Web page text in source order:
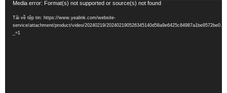
Trình
chơi
Video
Media error: Format(s) not supported or source(s) not found
Tải về tệp tin: https://www.yealink.com/website-
service/attachment/product/video/20240219/
_=1